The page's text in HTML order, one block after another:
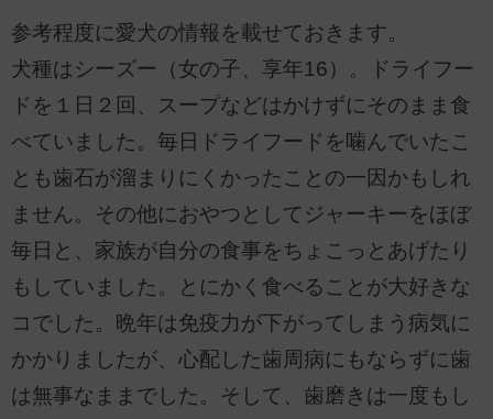
参考程度に愛犬の情報を載せておきます。
犬種はシーズー（女の子、享年16）。ドライフー
ドを１日２回、スープなどはかけずにそのまま食
べていました。毎日ドライフードを噛んでいたこ
とも歯石が溜まりにくかったことの一因かもしれ
ません。その他におやつとしてジャーキーをほぼ
毎日と、家族が自分の食事をちょこっとあげたり
もしていました。とにかく食べることが大好きな
コでした。晩年は免疫力が下がってしまう病気に
かかりましたが、心配した歯周病にもならずに歯
は無事なままでした。そして、歯磨きは一度もし